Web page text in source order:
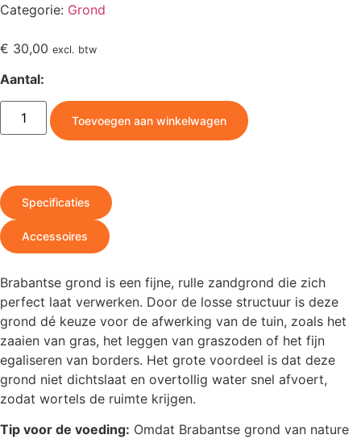
Categorie: Grond
€ 30,00 excl. btw
Aantal:
Toevoegen aan winkelwagen
Specificaties
Accessoires
Brabantse grond is een fijne, rulle zandgrond die zich
perfect laat verwerken. Door de losse structuur is deze
grond dé keuze voor de afwerking van de tuin, zoals het
zaaien van gras, het leggen van graszoden of het fijn
egaliseren van borders. Het grote voordeel is dat deze
grond niet dichtslaat en overtollig water snel afvoert,
zodat wortels de ruimte krijgen.
Tip voor de voeding: Omdat Brabantse grond van nature